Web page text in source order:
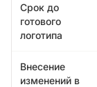
Срок до
готового
логотипа
Внесение
изменений в